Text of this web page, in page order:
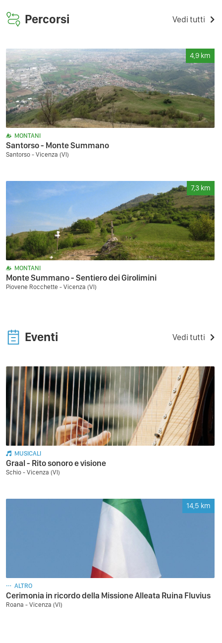
Percorsi Vedi tutti
4,9 km
MONTANI
Santorso - Monte Summano
Santorso - Vicenza (VI)
7,3 km
MONTANI
Monte Summano - Sentiero dei Girolimini
Piovene Rocchette - Vicenza (VI)
Eventi Vedi tutti
MUSICALI
Graal - Rito sonoro e visione
Schio - Vicenza (VI)
14,5 km
ALTRO
Cerimonia in ricordo della Missione Alleata Ruina Fluvius
Roana - Vicenza (VI)